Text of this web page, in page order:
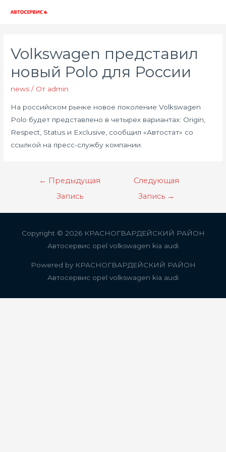
Volkswagen представил
новый Polo для России
news / От admin
На российском рынке новое поколение Volkswagen
Polo будет представлено в четырех вариантах: Origin,
Respect, Status и Exclusive, сообщил «Автостат» со
ссылкой на пресс-службу компании.
Навигация
записям
← Предыдущая
Запись
Следующая
Запись →
Copyright © 2026 КРАСНОГВАРДЕЙСКИЙ РАЙОН
Автосервис opel volkswagen kia audi
Powered by КРАСНОГВАРДЕЙСКИЙ РАЙОН
Автосервис opel volkswagen kia audi